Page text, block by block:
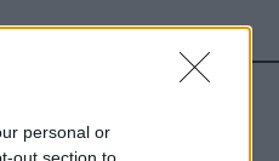
personal or
18.22 Georgia 2008